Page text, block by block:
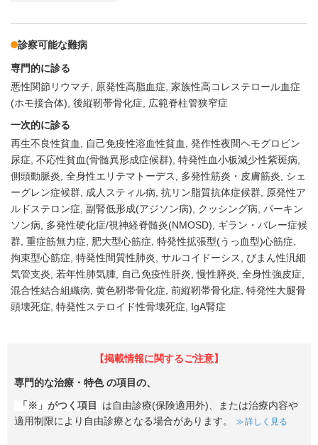
診察可能な難病
専門的に診る
悪性関節リウマチ
原発性高脂血症 家族性高コレステロール血症
(ホモ接合体) 後縦靭帯骨化症
広範脊柱管狭窄症
一次的に診る
再生不良性貧血
自己免疫性溶血性貧血
発作性夜間ヘモグロビン
尿症 不応性貧血(骨髄異形成症候群) 特発性血小板減少性紫斑病
側頭動脈炎 全身性エリテマトーデス 多発性筋炎・皮膚筋炎
シェ
ーグレン症候群 成人スティル病 抗リン脂質抗体症候群 原発性ア
ルドステロン症 副腎低形成(アジソン病) クッシング病 パーキン
ソン病
多発性硬化症/視神経脊髄炎(NMOSD)
ギラン・バレー症候
群 重症筋無力症 肥大型心筋症 特発性拡張型(うっ血型)心筋症
拘束型心筋症 特発性間質性肺炎 サルコイドーシス
びまん性汎細
気管支炎 若年性肺気腫 自己免疫性肝炎 慢性膵炎 全身性強皮症
混合性結合組織病 黄色靭帯骨化症 前縦靭帯骨化症 特発性大腿骨
頭壊死症 特発性ステロイド性骨壊死症 IgA腎症
【掲載情報に関するご注意】
専門的な治療・特色の項目の、
「※」がつく項目
は自由診療(保険適用外)、または治療内容や
適用制限により自由診療となる場合があります。
詳しく見る